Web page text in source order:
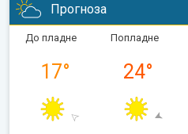
Прогноза
До пладне
17°
Попладне
24°